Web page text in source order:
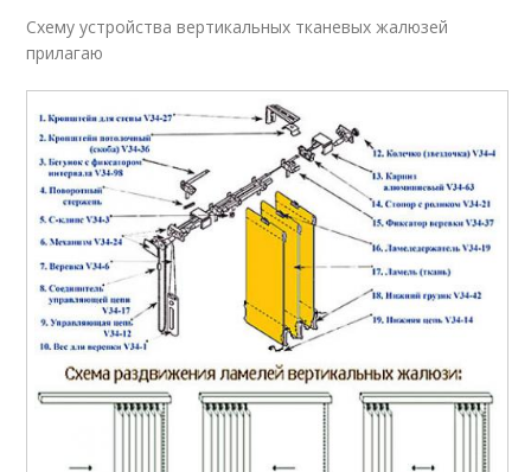
Схему устройства вертикальных тканевых жалюзей
прилагаю